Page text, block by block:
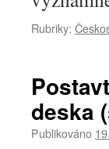
Rubriky:
deska
Publikováno